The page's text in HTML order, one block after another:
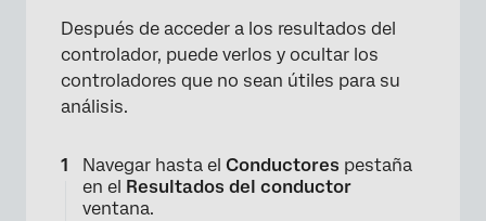
Después de acceder a los resultados del
controlador, puede verlos y ocultar los
controladores que no sean útiles para su
análisis.
Navegar hasta el Conductores pestaña
en el Resultados del conductor
ventana.